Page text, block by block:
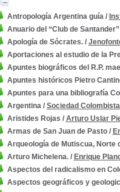
Antropología Argentina guía/
Anuario del “Club de Santander”
Apología de Sócrates./
Aportaciones al estudio de la
Apuntes biográficos del R.P.
Apuntes históricos Pietro
Apuntes para una bibliografía
Argentina/ Sociedad
Aristides Rojas / Arturo Uslar
Armas de San Juan de Pasto/
Arqueología de Mutiscua, Norte
Arturo Michelena./ Enrique
Aspectos del radicalismo en
Aspectos geográficos y